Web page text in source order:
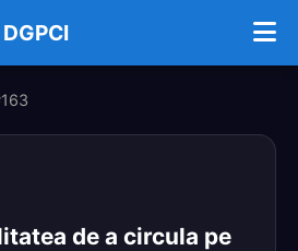
de a circula pe